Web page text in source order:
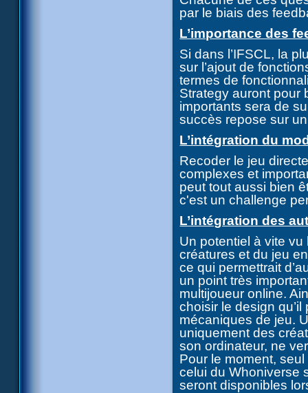
par le biais des
L’importance des
Si dans l’IFSCL, la
sur l’ajout de
termes de
Strategy auront pour
importants sera de
succès repose sur
L’intégration du
Recoder le jeu
complexes et
peut tout aussi bien
c'est un challenge
L’intégration des
Un potentiel à vite
créatures et du jeu
ce qui permettrait
un point très
multijoueur online.
choisir le design
mécaniques de jeu.
uniquement des
son ordinateur, ne
Pour le moment,
celui du Whoniverse
seront disponibles